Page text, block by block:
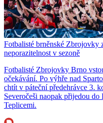
Fotbalisté brněnské Zbrojovky
neporazitelnost v sezoně
Fotbalisté Zbrojovky Brno
očekávání. Po výhře nad
chtít v páteční předehrávce 3.
Severočeši naopak přijedou
Teplicemi.